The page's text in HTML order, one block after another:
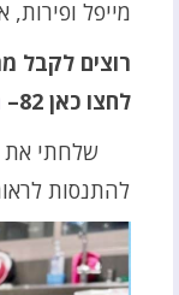
מייפל
רוצים לקבל
לחצו כאן 82–
שלחתי את
להתנסות